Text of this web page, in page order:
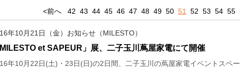
ノベルティグッズ
お取引先様 会員認証
BRUNO POINT SERVICE
リクルート
社会貢献活動
各種お問い合
よくあるご質
<前へ 42 43 44 45 46 47 48 49 50 51 52 53 54 55
年10月21日（金）お知らせ（MILESTO）
MILESTO et SAPEUR」展、二子玉川蔦屋家電にて開催
年10月22日(土)・23日(日)の2日間、二子玉川の蔦屋家電イベントスペ